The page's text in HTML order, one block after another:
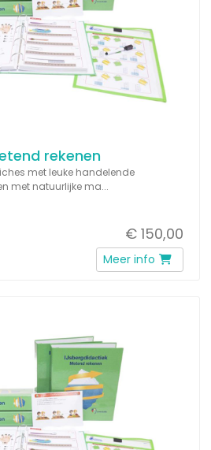
rekenen
met leuke handelende
met natuurlijke ma...
€ 150,00
Meer info